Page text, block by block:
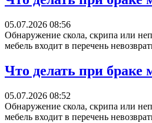
05.07.2026 08:56
Обнаружение скола, скрипа или
мебель входит в перечень
Что делать при браке
05.07.2026 08:52
Обнаружение скола, скрипа или
мебель входит в перечень